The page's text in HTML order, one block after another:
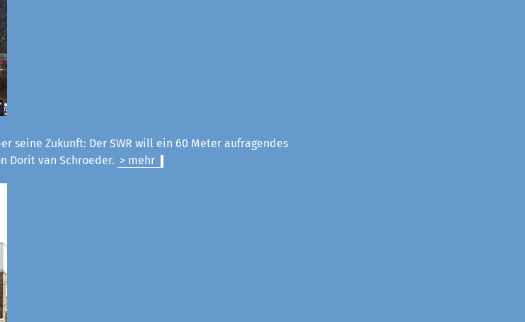
seine Zukunft: Der SWR will ein 60 Meter aufragendes
Dorit van Schroeder. > mehr